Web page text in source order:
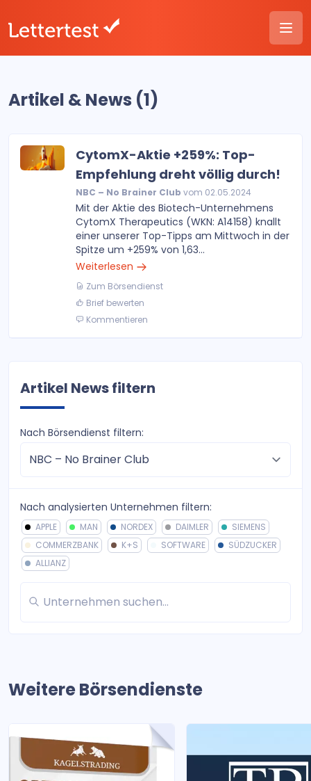
Artikel & News (1)
CytomX-Aktie +259%: Top-
Empfehlung dreht völlig durch!
NBC – No Brainer Club vom 02.05.2024
Mit der Aktie des Biotech-Unternehmens
CytomX Therapeutics (WKN: A14158) knallt
einer unserer Top-Tipps am Mittwoch in der
Spitze um +259% von 1,63...
Weiterlesen
Zum Börsendienst
Brief bewerten
Kommentieren
Artikel News filtern
Nach Börsendienst filtern:
Nach analysierten Unternehmen filtern:
APPLE MAN NORDEX DAIMLER
SIEMENS
COMMERZBANK
K+S SOFTWARE
SÜDZUCKER
ALLIANZ
Weitere Börsendienste